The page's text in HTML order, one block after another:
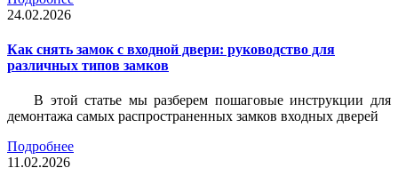
24.02.2026
Как снять замок с входной двери: руководство для
различных типов замков
В этой статье мы разберем пошаговые инструкции для
демонтажа самых распространенных замков входных дверей
Подробнее
11.02.2026